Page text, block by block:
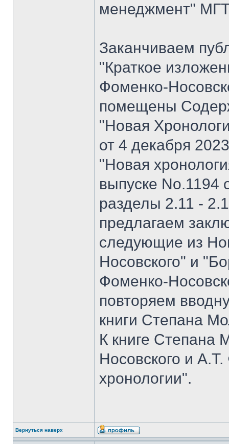
менеджмент"
Заканчиваем
"Краткое
Фоменко-
помещены
"Новая
от 4 декабря
"Новая
выпуске No.1194
разделы 2.11 -
предлагаем
следующие из
Носовского" и
Фоменко-
повторяем
книги Степана
К книге Степана
Носовского и
хронологии".
Вернуться наверх